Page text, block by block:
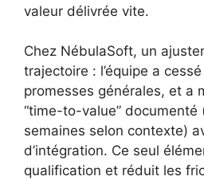
valeur délivrée vite.
Chez NébulaSoft, un
trajectoire : l’équipe a
promesses générales, et a
“time-to-value” documenté
semaines selon contexte)
d’intégration. Ce seul
qualification et réduit les